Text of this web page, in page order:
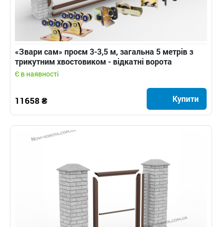
«Звари сам» проєм 3-3,5 м, загальна 5 метрів з
трикутним хвостовиком - відкатні ворота
Є в наявності
11658 ₴ Купити